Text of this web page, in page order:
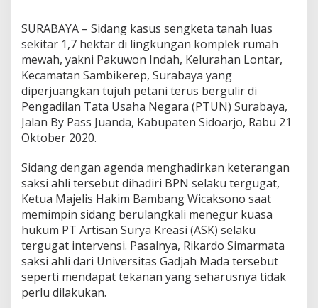
k
m
T
e
g
u
r
s
a
H
u
k
u
m
P
T
SURABAYA – Sidang kasus sengketa tanah luas
sekitar 1,7 hektar di lingkungan komplek rumah
mewah, yakni Pakuwon Indah, Kelurahan Lontar,
Kecamatan Sambikerep, Surabaya yang
diperjuangkan tujuh petani terus bergulir di
Pengadilan Tata Usaha Negara (PTUN) Surabaya,
Jalan By Pass Juanda, Kabupaten Sidoarjo, Rabu 21
Oktober 2020.
Sidang dengan agenda menghadirkan keterangan
saksi ahli tersebut dihadiri BPN selaku tergugat,
Ketua Majelis Hakim Bambang Wicaksono saat
memimpin sidang berulangkali menegur kuasa
hukum PT Artisan Surya Kreasi (ASK) selaku
tergugat intervensi. Pasalnya, Rikardo Simarmata
saksi ahli dari Universitas Gadjah Mada tersebut
seperti mendapat tekanan yang seharusnya tidak
perlu dilakukan.